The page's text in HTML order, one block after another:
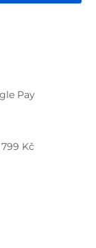
Pay
Kč